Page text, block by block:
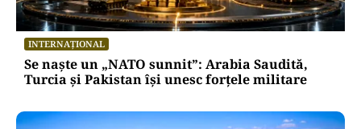
INTERNAȚIONAL
Se naște un „NATO sunnit”: Arabia Saudită,
Turcia și Pakistan își unesc forțele militare